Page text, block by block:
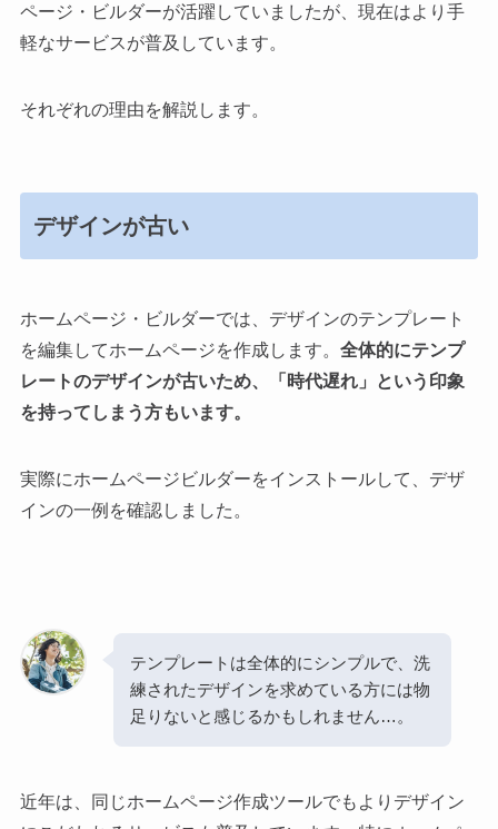
ページ・ビルダーが活躍していましたが、現在はより手
軽なサービスが普及しています。
それぞれの理由を解説します。
デザインが古い
ホームページ・ビルダーでは、デザインのテンプレート
を編集してホームページを作成します。 全体的にテンプ
レートのデザインが古いため、「時代遅れ」という印象
を持ってしまう方もいます。
実際にホームページビルダーをインストールして、デザ
インの一例を確認しました。
テンプレートは全体的にシンプルで、洗
練されたデザインを求めている方には物
足りないと感じるかもしれません…。
近年は、同じホームページ作成ツールでもよりデザイン